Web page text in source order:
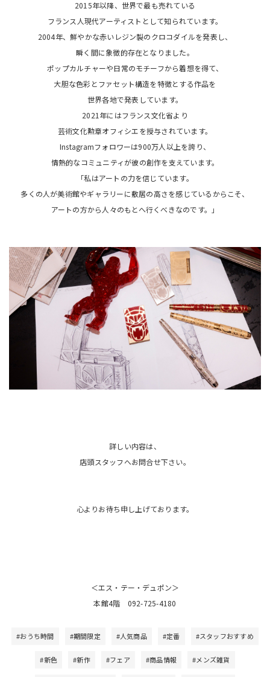
2015年以降、世界で最も売れている
フランス人現代アーティストとして知られています。
2004年、鮮やかな赤いレジン製のクロコダイルを発表し、
瞬く間に象徴的存在となりました。
ポップカルチャーや日常のモチーフから着想を得て、
大胆な色彩とファセット構造を特徴とする作品を
世界各地で発表しています。
2021年にはフランス文化省より
芸術文化勲章オフィシエを授与されています。
Instagramフォロワーは900万人以上を誇り、
情熱的なコミュニティが彼の創作を支えています。
「私はアートの力を信じています。
多くの人が美術館やギャラリーに敷居の高さを感じているからこそ、
アートの方から人々のもとへ行くべきなのです。」
詳しい内容は、
店頭スタッフへお問合せ下さい。
心よりお待ち申し上げております。
＜エス・テー・デュポン＞
本館4階 092-725-4180
#おうち時間 #期間限定 #人気商品 #定番 #スタッフおすすめ
#新色 #新作 #フェア #商品情報 #メンズ雑貨